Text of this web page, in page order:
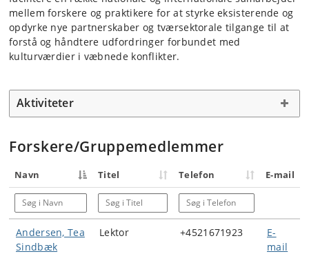
mellem forskere og praktikere for at styrke eksisterende og
opdyrke nye partnerskaber og tværsektorale tilgange til at
forstå og håndtere udfordringer forbundet med
kulturværdier i væbnede konflikter.
Aktiviteter
Forskere/Gruppemedlemmer
Navn Titel Telefon E-mail
Søg i Navn Søg i Titel Søg i Telefon
Andersen, Tea
Sindbæk
Lektor +4521671923
E-
mail